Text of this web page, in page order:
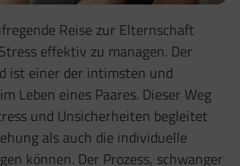
Reise zur Elternschaft
effektiv zu managen. Der
ist einer der intimsten und
Leben eines Paares. Dieser Weg
und Unsicherheiten begleitet
als auch die individuelle
können. Der Prozess, schwanger